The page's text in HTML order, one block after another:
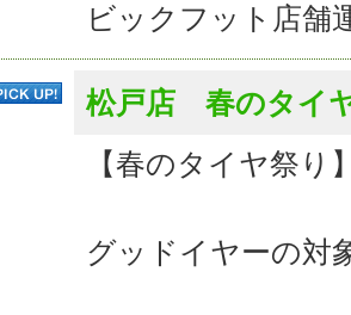
ビックフット店舗
松戸店 春のタイ
【春のタイヤ祭り
グッドイヤーの対